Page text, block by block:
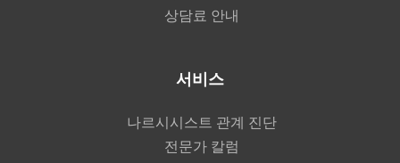
상담료 안내
서비스
나르시시스트 관계 진단
전문가 칼럼